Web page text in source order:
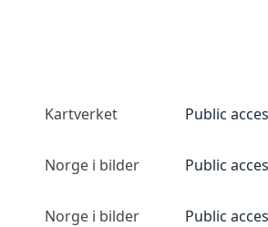
Kartverket Public
Norge i bilder Public
Norge i bilder Public